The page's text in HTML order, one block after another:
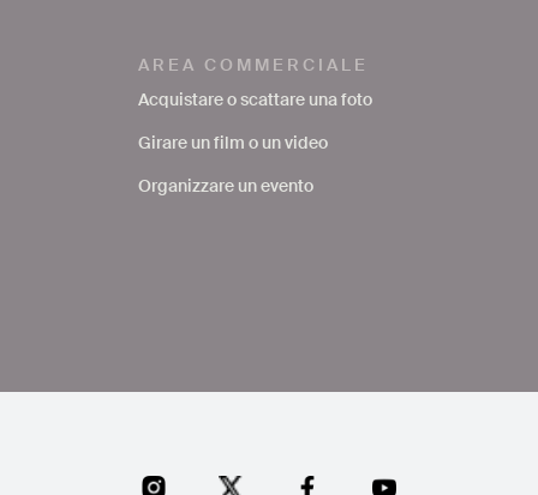
AREA COMMERCIALE
Acquistare o scattare una foto
Girare un film o un video
Organizzare un evento